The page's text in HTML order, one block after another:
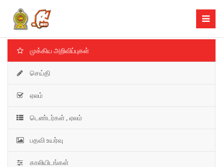
முக்கிய அறிவிப்புகள்
செய்தி
ஏலம்
டெண்டர்கள் , ஏலம்
பதவி உயர்வு
காலியிடங்கள்